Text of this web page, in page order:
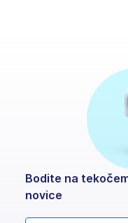
Bodite na
novice